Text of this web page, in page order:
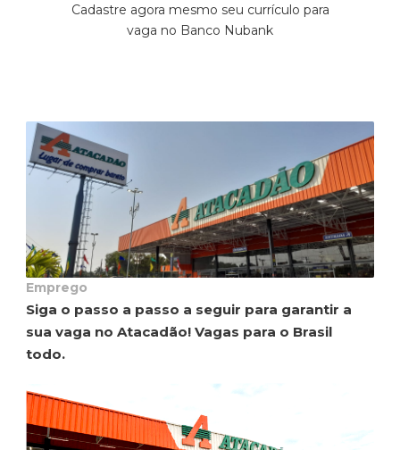
Cadastre agora mesmo seu currículo para
vaga no Banco Nubank
Emprego
Siga o passo a passo a seguir para garantir a
sua vaga no Atacadão! Vagas para o Brasil
todo.